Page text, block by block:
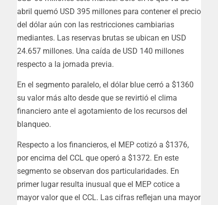
abril quemó USD 395 millones para contener el precio
del dólar aún con las restricciones cambiarias
mediantes. Las reservas brutas se ubican en USD
24.657 millones. Una caída de USD 140 millones
respecto a la jornada previa.
En el segmento paralelo, el dólar blue cerró a $1360
su valor más alto desde que se revirtió el clima
financiero ante el agotamiento de los recursos del
blanqueo.
Respecto a los financieros, el MEP cotizó a $1376,
por encima del CCL que operó a $1372. En este
segmento se observan dos particularidades. En
primer lugar resulta inusual que el MEP cotice a
mayor valor que el CCL. Las cifras reflejan una mayor